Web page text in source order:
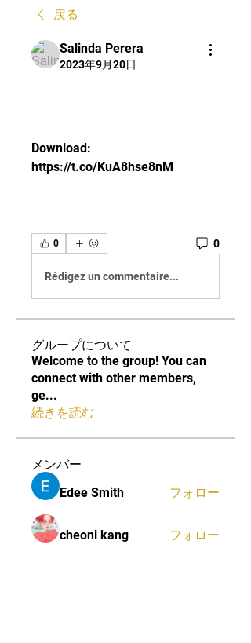
戻る
Salinda Perera
2023年9月20日
Download:
https://t.co/KuA8hse8nM
0 0
Rédigez un commentaire...
グループについて
Welcome to the group! You can
connect with other members,
ge...
続きを読む
メンバー
Edee Smith フォロー
cheoni kang フォロー